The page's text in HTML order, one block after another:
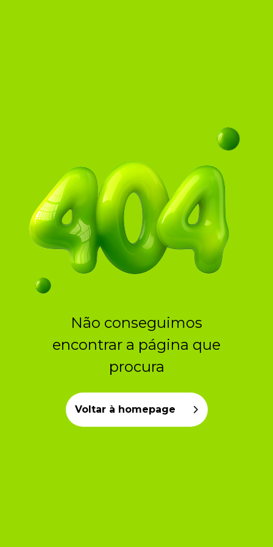
Não conseguimos
encontrar a página que
procura
Voltar à homepage